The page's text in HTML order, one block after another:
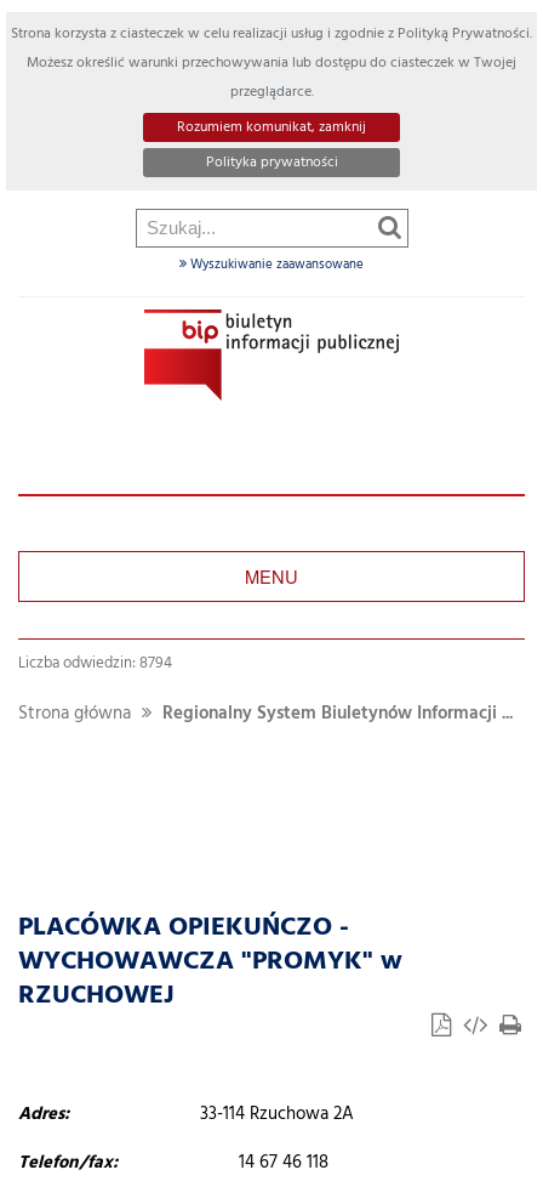
Strona korzysta z ciasteczek w celu realizacji usług i zgodnie z Polityką Prywatności.
Możesz określić warunki przechowywania lub dostępu do ciasteczek w Twojej
przeglądarce.
Rozumiem komunikat, zamknij
Polityka prywatności
Wyszukiwanie zaawansowane
MENU
Liczba odwiedzin: 8794
Strona główna Regionalny System Biuletynów Informacji ...
PLACÓWKA OPIEKUŃCZO -
WYCHOWAWCZA "PROMYK" w
RZUCHOWEJ
Adres:
33-114 Rzuchowa 2A
Telefon/fax:14 67 46 118